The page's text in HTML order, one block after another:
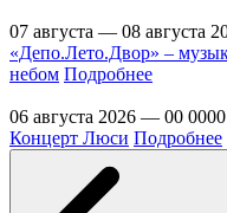
07 августа — 08 августа
«Депо.Лето.Двор» –
небом Подробнее
06 августа 2026 — 00
Концерт Люси Подробнее